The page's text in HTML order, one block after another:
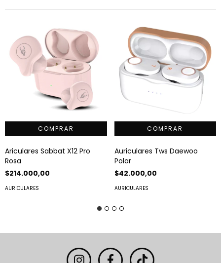
Ariculares Sabbat X12 Pro
Rosa
$214.000,00
AURICULARES
Auriculares Tws Daewoo
Polar
$42.000,00
AURICULARES